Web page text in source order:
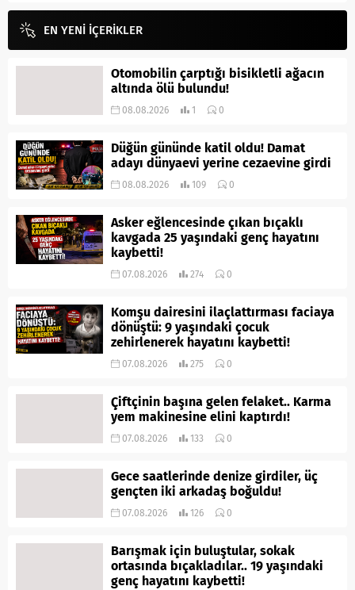
EN YENİ İÇERİKLER
Otomobilin çarptığı bisikletli ağacın
altında ölü bulundu!
08.08.2026 1 0
Düğün gününde katil oldu! Damat
adayı dünyaevi yerine cezaevine girdi
08.08.2026 109 0
Asker eğlencesinde çıkan bıçaklı
kavgada 25 yaşındaki genç hayatını
kaybetti!
07.08.2026 274 0
Komşu dairesini ilaçlattırması faciaya
dönüştü: 9 yaşındaki çocuk
zehirlenerek hayatını kaybetti!
07.08.2026 275 0
Çiftçinin başına gelen felaket.. Karma
yem makinesine elini kaptırdı!
07.08.2026 133 0
Gece saatlerinde denize girdiler, üç
gençten iki arkadaş boğuldu!
07.08.2026 126 0
Barışmak için buluştular, sokak
ortasında bıçakladılar.. 19 yaşındaki
genç hayatını kaybetti!